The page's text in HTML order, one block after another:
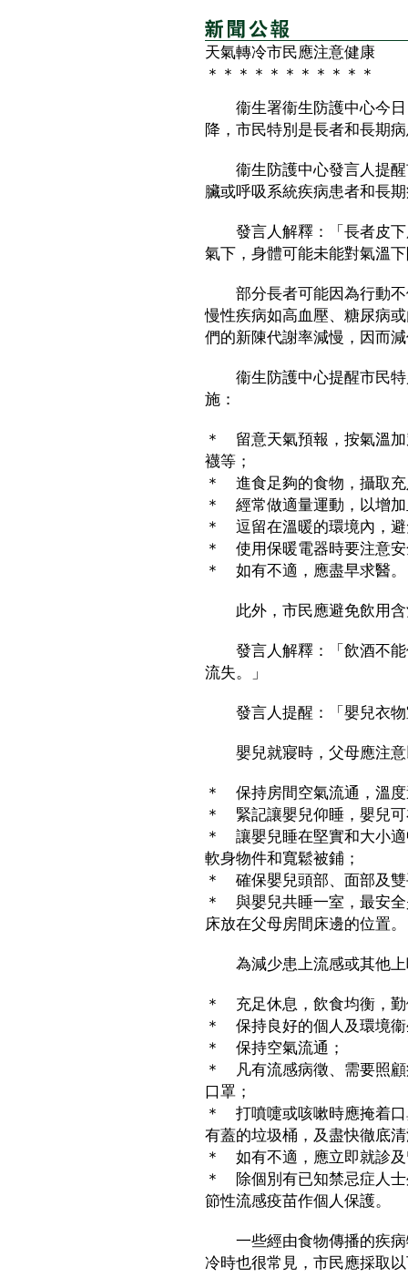
天氣轉冷市民應注意健康
＊＊＊＊＊＊＊＊＊＊＊
衞生署衞生防護中心今日
降，市民特別是長者和長期
衞生防護中心發言人提醒
臟或呼吸系統疾病患者和長
發言人解釋：「長者皮下
氣下，身體可能未能對氣溫
部分長者可能因為行動不
慢性疾病如高血壓、糖尿病
們的新陳代謝率減慢，因而
衞生防護中心提醒市民特
施：
＊ 留意天氣預報，按氣溫
襪等；
＊ 進食足夠的食物，攝取
＊ 經常做適量運動，以增
＊ 逗留在溫暖的環境內，
＊ 使用保暖電器時要注意
＊ 如有不適，應盡早求醫。
此外，市民應避免飲用含
發言人解釋：「飲酒不能
流失。」
發言人提醒：「嬰兒衣物
嬰兒就寢時，父母應注意
＊ 保持房間空氣流通，溫
＊ 緊記讓嬰兒仰睡，嬰兒
＊ 讓嬰兒睡在堅實和大小
軟身物件和寬鬆被鋪；
＊ 確保嬰兒頭部、面部及
＊ 與嬰兒共睡一室，最安
床放在父母房間床邊的位置。
為減少患上流感或其他上
＊ 充足休息，飲食均衡，
＊ 保持良好的個人及環境
＊ 保持空氣流通；
＊ 凡有流感病徵、需要照
口罩；
＊ 打噴嚏或咳嗽時應掩着
有蓋的垃圾桶，及盡快徹底
＊ 如有不適，應立即就診
＊ 除個別有已知禁忌症人
節性流感疫苗作個人保護。
一些經由食物傳播的疾病
冷時也很常見，市民應採取